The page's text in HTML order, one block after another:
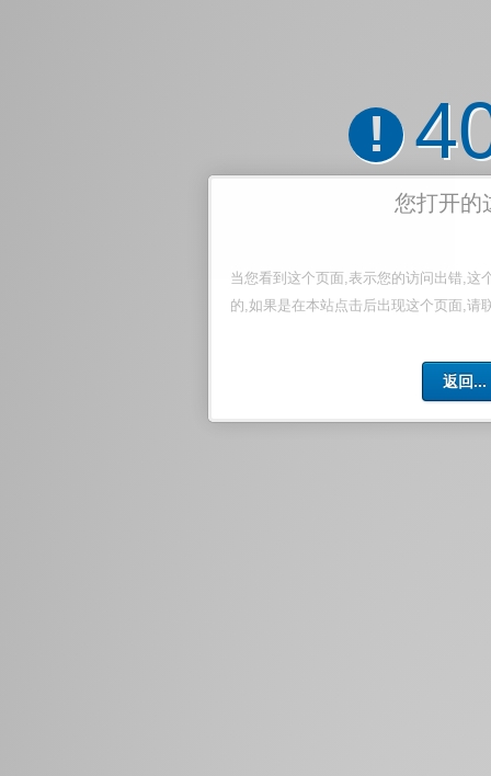
!
您打开的
当您看到这个页面,表示您的访问出错,这
的,如果是在本站点击后出现这个页面,请
返回...